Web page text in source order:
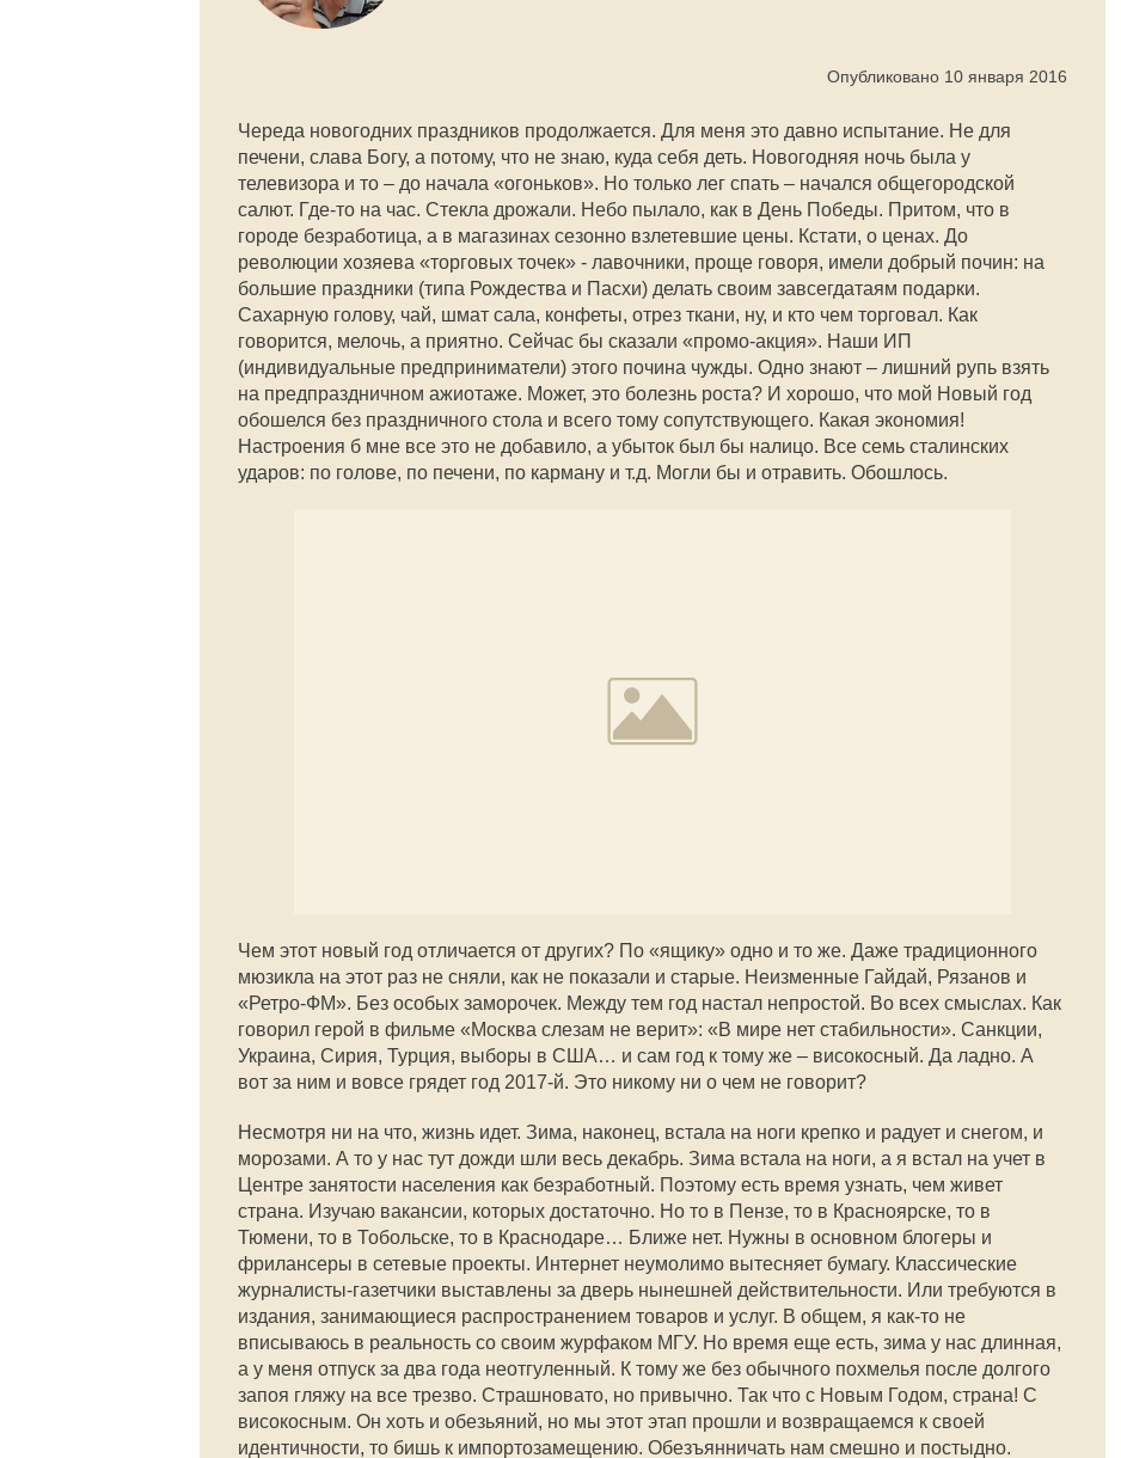
Опубликовано 10 января 2016
Череда новогодних праздников продолжается. Для меня это давно испытание. Не для
печени, слава Богу, а потому, что не знаю, куда себя деть. Новогодняя ночь была у
телевизора и то – до начала «огоньков». Но только лег спать – начался общегородской
салют. Где-то на час. Стекла дрожали. Небо пылало, как в День Победы. Притом, что в
городе безработица, а в магазинах сезонно взлетевшие цены. Кстати, о ценах. До
революции хозяева «торговых точек» - лавочники, проще говоря, имели добрый почин: на
большие праздники (типа Рождества и Пасхи) делать своим завсегдатаям подарки.
Сахарную голову, чай, шмат сала, конфеты, отрез ткани, ну, и кто чем торговал. Как
говорится, мелочь, а приятно. Сейчас бы сказали «промо-акция». Наши ИП
(индивидуальные предприниматели) этого почина чужды. Одно знают – лишний рупь взять
на предпраздничном ажиотаже. Может, это болезнь роста? И хорошо, что мой Новый год
обошелся без праздничного стола и всего тому сопутствующего. Какая экономия!
Настроения б мне все это не добавило, а убыток был бы налицо. Все семь сталинских
ударов: по голове, по печени, по карману и т.д. Могли бы и отравить. Обошлось.
Чем этот новый год отличается от других? По «ящику» одно и то же. Даже традиционного
мюзикла на этот раз не сняли, как не показали и старые. Неизменные Гайдай, Рязанов и
«Ретро-ФМ». Без особых заморочек. Между тем год настал непростой. Во всех смыслах. Как
говорил герой в фильме «Москва слезам не верит»: «В мире нет стабильности». Санкции,
Украина, Сирия, Турция, выборы в США… и сам год к тому же – високосный. Да ладно. А
вот за ним и вовсе грядет год 2017-й. Это никому ни о чем не говорит?
Несмотря ни на что, жизнь идет. Зима, наконец, встала на ноги крепко и радует и снегом, и
морозами. А то у нас тут дожди шли весь декабрь. Зима встала на ноги, а я встал на учет в
Центре занятости населения как безработный. Поэтому есть время узнать, чем живет
страна. Изучаю вакансии, которых достаточно. Но то в Пензе, то в Красноярске, то в
Тюмени, то в Тобольске, то в Краснодаре… Ближе нет. Нужны в основном блогеры и
фрилансеры в сетевые проекты. Интернет неумолимо вытесняет бумагу. Классические
журналисты-газетчики выставлены за дверь нынешней действительности. Или требуются в
издания, занимающиеся распространением товаров и услуг. В общем, я как-то не
вписываюсь в реальность со своим журфаком МГУ. Но время еще есть, зима у нас длинная,
а у меня отпуск за два года неотгуленный. К тому же без обычного похмелья после долгого
запоя гляжу на все трезво. Страшновато, но привычно. Так что с Новым Годом, страна! С
високосным. Он хоть и обезьяний, но мы этот этап прошли и возвращаемся к своей
идентичности, то бишь к импортозамещению. Обезъянничать нам смешно и постыдно.